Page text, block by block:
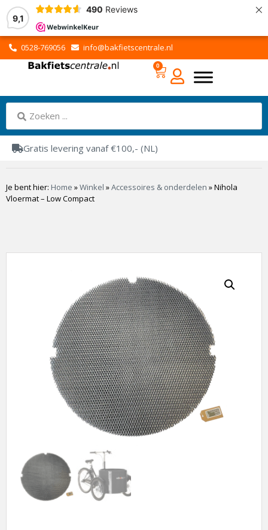
9,1
490 Reviews ×
0528-769056 info@bakfietscentrale.nl
0
Gratis levering vanaf €100,- (NL)
Je bent hier: Home »Winkel »Accessoires & onderdelen »Nihola
Vloermat – Low Compact